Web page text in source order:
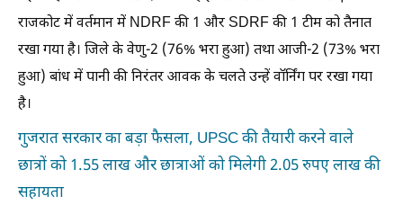
राजकोट में वर्तमान में NDRF की 1 और SDRF की 1 टीम को तैनात
रखा गया है। जिले के वेणु-2 (76% भरा हुआ) तथा आजी-2 (73% भरा
हुआ) बांध में पानी की निरंतर आवक के चलते उन्हें वॉर्निंग पर रखा गया
है।
गुजरात सरकार का बड़ा फैसला, UPSC की तैयारी करने वाले
छात्रों को 1.55 लाख और छात्राओं को मिलेगी 2.05 रुपए लाख की
सहायता